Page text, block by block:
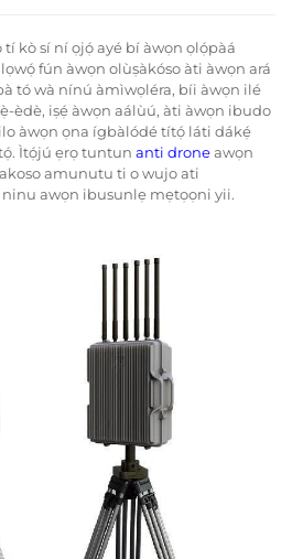
kò sí ní ọjọ́ ayé bí àwọn ọlọ́pàá
fún àwọn olùṣàkóso àti àwọn ará
tó wà nínú àmìwọléra, bíi àwọn ilé
èdè, iṣẹ́ àwọn aálùú, àti àwọn ibudo
àwọn ọna ígbàlódé títọ́ láti dákẹ́
Ìtọ́jú ẹrọ tuntun anti droneawọn
amunutu ti o wujo ati
awọn ibusunlẹ mẹtọọni yii.